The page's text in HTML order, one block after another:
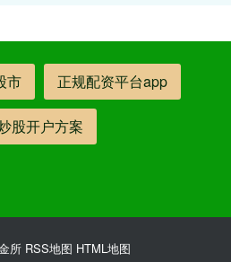
市 正规配资平台app
股开户方案
所 RSS地图 HTML地图